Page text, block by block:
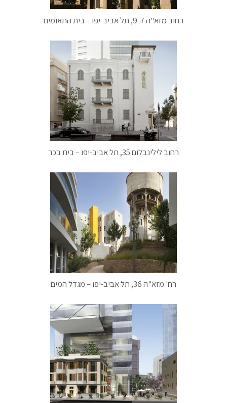
רחוב מזא"ה 9-7, תל אביב-יפו – בית התאומים
רחוב לילינבלום 35, תל אביב-יפו – בית בכר
רח' מזא"ה 36, תל אביב-יפו – מגדל המים